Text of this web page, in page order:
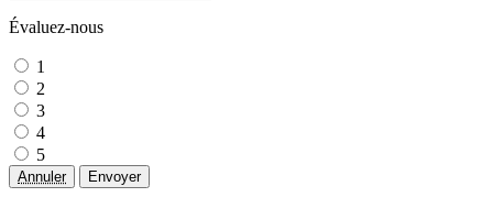
Évaluez-nous
1
2
3
4
5
Annuler Envoyer